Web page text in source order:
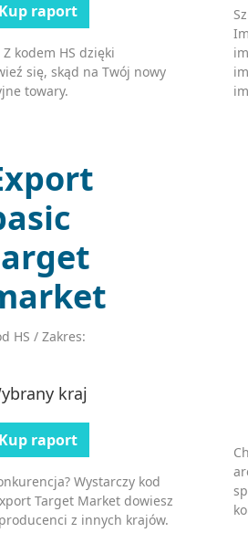
raport
kodem HS dzięki
się, skąd na Twój nowy
towary.
HS / Zakres:
kraj
raport
Wystarczy kod
Target Market dowiesz
z innych krajów.